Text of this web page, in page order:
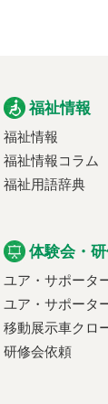
福祉情報
福祉情報
福祉情報コラム
福祉用語辞典
体験会・
ユア・サポータ
ユア・サポータ
移動展示車クロ
研修会依頼